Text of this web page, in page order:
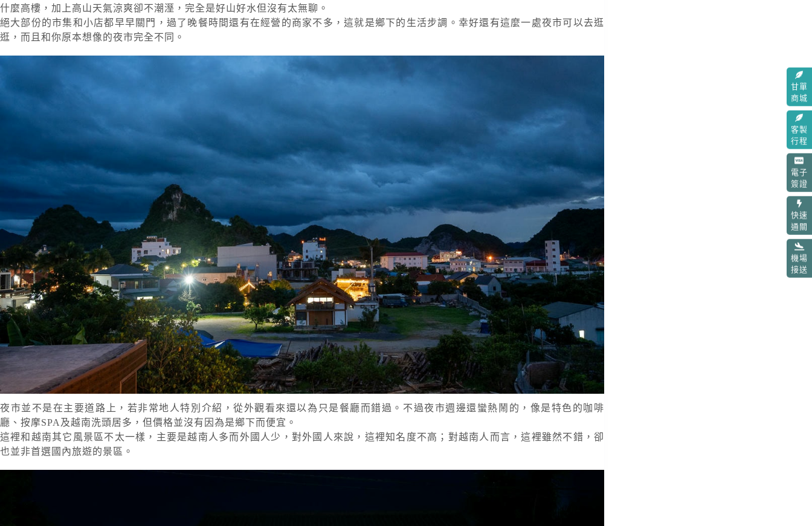
甘單
商城
客製
行程
電子
簽證
快速
通關
機場
接送
什麼高樓，加上高山天氣涼爽卻不潮溼，完全是好山好水但沒有太無聊。
絕大部份的市集和小店都早早關門，過了晚餐時間還有在經營的商家不多，這就是鄉下的生活步調。幸好還有這麼一處夜市可以去逛
逛，而且和你原本想像的夜市完全不同。
夜市並不是在主要道路上，若非常地人特別介紹，從外觀看來還以為只是餐廳而錯過。不過夜市週邊還蠻熱鬧的，像是特色的咖啡
廳、按摩SPA及越南洗頭居多，但價格並沒有因為是鄉下而便宜。
這裡和越南其它風景區不太一樣，主要是越南人多而外國人少，對外國人來說，這裡知名度不高；對越南人而言，這裡雖然不錯，卻
也並非首選國內旅遊的景區。